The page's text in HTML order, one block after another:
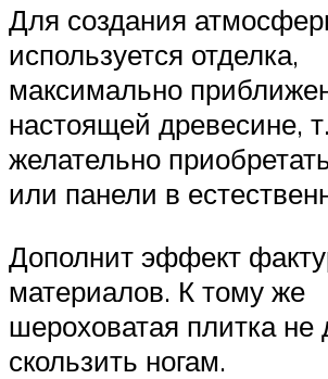
Для создания
используется отделка,
максимально
настоящей древесине,
желательно
или панели в
Дополнит эффект
материалов. К тому же
шероховатая плитка не
скользить ногам.